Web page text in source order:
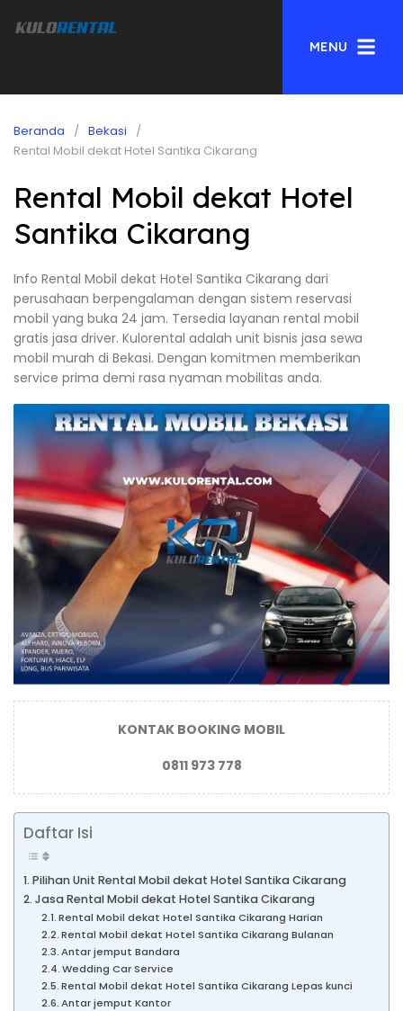
MENU
Beranda
Bekasi
Rental Mobil dekat Hotel Santika Cikarang
Rental Mobil dekat Hotel
Santika Cikarang
Info Rental Mobil dekat Hotel Santika Cikarang dari
perusahaan berpengalaman dengan sistem reservasi
mobil yang buka 24 jam. Tersedia layanan rental mobil
gratis jasa driver. Kulorental adalah unit bisnis jasa sewa
mobil murah di Bekasi. Dengan komitmen memberikan
service prima demi rasa nyaman mobilitas anda.
KONTAK BOOKING MOBIL
0811 973 778
Daftar Isi
Pilihan Unit Rental Mobil dekat Hotel Santika Cikarang
Jasa Rental Mobil dekat Hotel Santika Cikarang
Rental Mobil dekat Hotel Santika Cikarang Harian
Rental Mobil dekat Hotel Santika Cikarang Bulanan
Antar jemput Bandara
Wedding Car Service
Rental Mobil dekat Hotel Santika Cikarang Lepas kunci
Antar jemput Kantor